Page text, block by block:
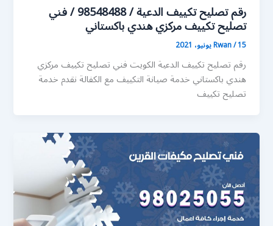
رقم تصليح تكييف الدعية / 98548488 / فني
تصليح تكييف مركزي هندي باكستاني
Rwan/15 يونيو، 2021
رقم تصليح تكييف الدعية الكويت فني تصليح تكييف مركزي
هندي باكستاني خدمة صيانة التكييف مع الكفالة نقدم خدمة
تصليح تكييف